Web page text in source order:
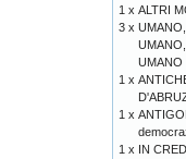
1 x ALTRI
3 x
UMANO
1 x
1 x
1 x IN